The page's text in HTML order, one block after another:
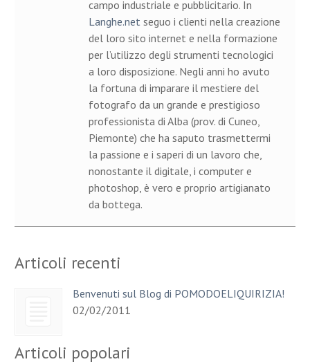
campo industriale e pubblicitario. In
Langhe.net seguo i clienti nella creazione
del loro sito internet e nella formazione
per l’utilizzo degli strumenti tecnologici
a loro disposizione. Negli anni ho avuto
la fortuna di imparare il mestiere del
fotografo da un grande e prestigioso
professionista di Alba (prov. di Cuneo,
Piemonte) che ha saputo trasmettermi
la passione e i saperi di un lavoro che,
nonostante il digitale, i computer e
photoshop, è vero e proprio artigianato
da bottega.
Articoli recenti
Benvenuti sul Blog di POMODOELIQUIRIZIA!
02/02/2011
Articoli popolari